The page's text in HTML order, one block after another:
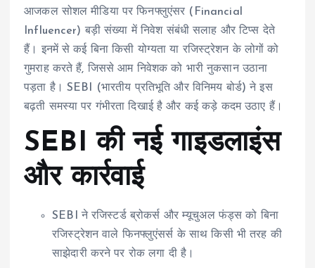
आजकल सोशल मीडिया पर फिनफ्लुएंसर (Financial
Influencer) बड़ी संख्या में निवेश संबंधी सलाह और टिप्स देते
हैं। इनमें से कई बिना किसी योग्यता या रजिस्ट्रेशन के लोगों को
गुमराह करते हैं, जिससे आम निवेशक को भारी नुकसान उठाना
पड़ता है। SEBI (भारतीय प्रतिभूति और विनिमय बोर्ड) ने इस
बढ़ती समस्या पर गंभीरता दिखाई है और कई कड़े कदम उठाए हैं।
SEBI की नई गाइडलाइंस
और कार्रवाई
SEBI ने रजिस्टर्ड ब्रोकर्स और म्यूचुअल फंड्स को बिना
रजिस्ट्रेशन वाले फिनफ्लुएंसर्स के साथ किसी भी तरह की
साझेदारी करने पर रोक लगा दी है।